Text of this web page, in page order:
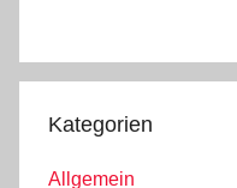
Kategorien
Allgemein